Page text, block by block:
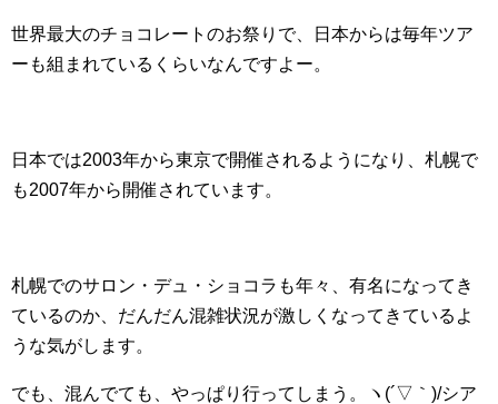
世界最大のチョコレートのお祭りで、日本からは毎年ツア
ーも組まれているくらいなんですよー。
日本では2003年から東京で開催されるようになり、札幌で
も2007年から開催されています。
札幌でのサロン・デュ・ショコラも年々、有名になってき
ているのか、だんだん混雑状況が激しくなってきているよ
うな気がします。
でも、混んでても、やっぱり行ってしまう。ヽ(´▽｀)/シア